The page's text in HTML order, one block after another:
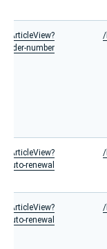
order-number
auto-renewal
auto-renewal